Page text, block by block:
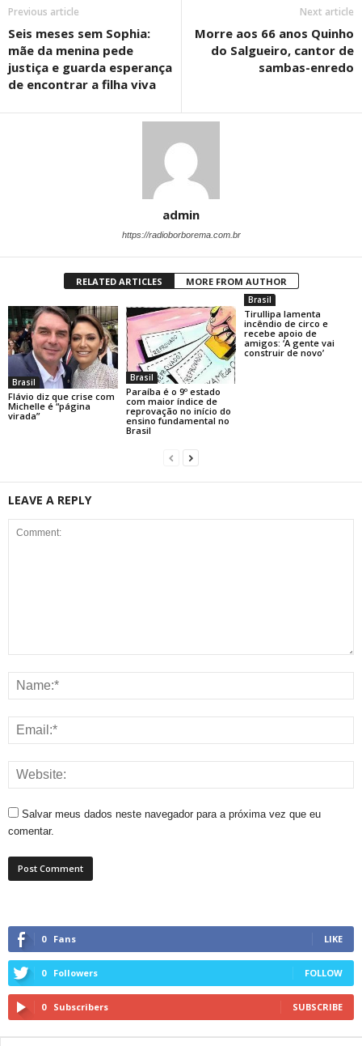
Previous article
Seis meses sem Sophia:
mãe da menina pede
justiça e guarda esperança
de encontrar a filha viva
Next article
Morre aos 66 anos Quinho
do Salgueiro, cantor de
sambas-enredo
admin
https://radioborborema.com.br
RELATED ARTICLES MORE FROM AUTHOR
Brasil
Flávio diz que crise com
Michelle é “página
virada”
Brasil
Paraíba é o 9º estado
com maior índice de
reprovação no início do
ensino fundamental no
Brasil
Brasil
Tirullipa lamenta
incêndio de circo e
recebe apoio de
amigos: ‘A gente vai
construir de novo’
LEAVE A REPLY
Salvar meus dados neste navegador para a próxima vez que eu
comentar.
0 Fans LIKE
0 Followers FOLLOW
0 Subscribers SUBSCRIBE